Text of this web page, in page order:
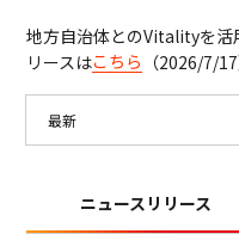
保険選びにお悩みの方へ
ぴったり保険セレクター
資料請求
ウェルビーイング向上サービ
Vitality福利厚生タイプ
サステナビリティ
採用情報
地方自治体とのVitalityを活
リースはこちら （2026/7/
ニュースリリース